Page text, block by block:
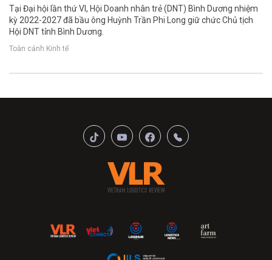
Tại Đại hội lần thứ VI, Hội Doanh nhân trẻ (DNT) Bình Dương nhiệm
kỳ 2022-2027 đã bầu ông Huỳnh Trần Phi Long giữ chức Chủ tịch
Hội DNT tỉnh Bình Dương.
Toàn cảnh Kinh tế